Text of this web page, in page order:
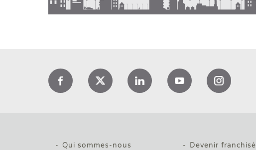
Qui sommes-nous Devenir franchisé